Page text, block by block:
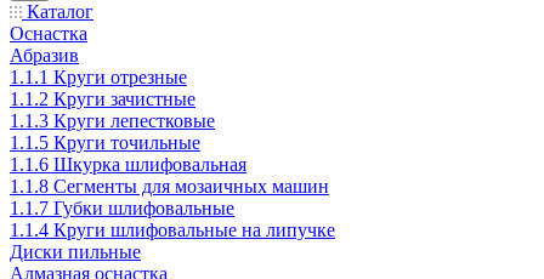
Каталог
Оснастка
Абразив
1.1.1 Круги отрезные
1.1.2 Круги зачистные
1.1.3 Круги лепестковые
1.1.5 Круги точильные
1.1.6 Шкурка шлифовальная
1.1.8 Сегменты для мозаичных машин
1.1.7 Губки шлифовальные
1.1.4 Круги шлифовальные на липучке
Диски пильные
Алмазная оснастка